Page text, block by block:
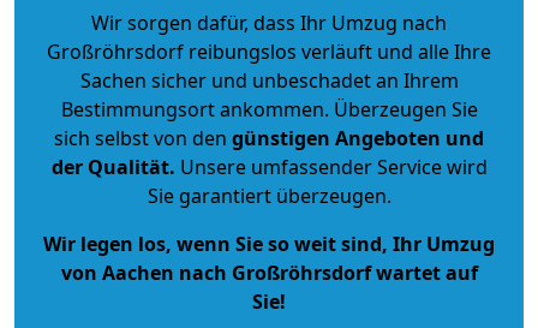
Wir sorgen dafür, dass Ihr Umzug nach
Großröhrsdorf reibungslos verläuft und alle Ihre
Sachen sicher und unbeschadet an Ihrem
Bestimmungsort ankommen. Überzeugen Sie
sich selbst von den günstigen Angeboten und
der Qualität. Unsere umfassender Service wird
Sie garantiert überzeugen.
Wir legen los, wenn Sie so weit sind, Ihr Umzug
von Aachen nach Großröhrsdorf wartet auf
Sie!